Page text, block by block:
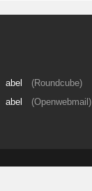
abel
(Roundcube)
abel (Openwebmail)